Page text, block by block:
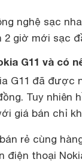
nghệ sạc
2 giờ mới sạc
G11 và có
G11 đã được
Tuy
giá bán chỉ
rẻ cùng
điện thoại